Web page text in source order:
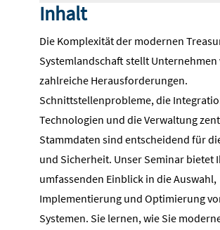
Inhalt
Die Komplexität der modernen
Systemlandschaft stellt Unternehmen
zahlreiche Herausforderungen.
Schnittstellenprobleme, die
Technologien und die Verwaltung
Stammdaten sind entscheidend für
und Sicherheit. Unser Seminar bietet
umfassenden Einblick in die Auswahl,
Implementierung und Optimierung
Systemen. Sie lernen, wie Sie